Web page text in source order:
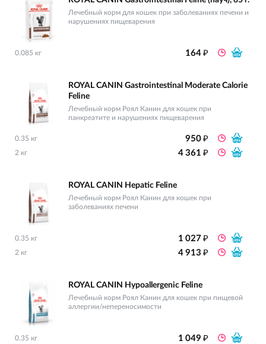
Лечебный корм для кошек при заболеваниях печени и
нарушениях пищеварения
0.085 кг 164₽
ROYAL CANIN Gastrointestinal Moderate Calorie
Feline
Лечебный корм Роял Канин для кошек при
панкреатите и нарушениях пищеварения
0.35 кг 950₽
2 кг 4 361₽
ROYAL CANIN Hepatic Feline
Лечебный корм Роял Канин для кошек при
заболеваниях печени
0.35 кг 1 027₽
2 кг 4 913₽
ROYAL CANIN Hypoallergenic Feline
Лечебный корм Роял Канин для кошек при пищевой
аллергии/непереносимости
0.35 кг 1 049₽